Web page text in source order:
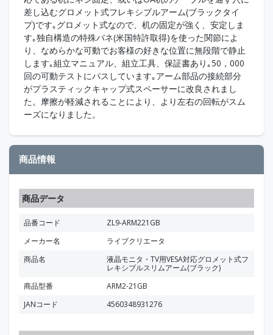
差し込むグロメット式フレキシブルアーム(ブラックタイ
プ)です｡グロメット式なので、机の固定が強く、安定しま
す｡独自構造の特殊バネ(米国特許取得)を使った関節によ
り、なめらかな可動でお客様の好きな位置に無段階で静止
します｡組立マニュアル、組立工具、保証書あり｡50，000
回の可動テストにパスしています｡アーム部品の接続部分
がプラスティックキャップ式スペーサーに改良されまし
た。摩擦が軽減されることにより、より左右の回転がスム
ーズになりました。
商品情報
商品データ
品番コード
ZL9-ARM221GB
メーカー名
ライブクリエータ
商品名
液晶モニタ・TV用VESA対応グロメット式フ
レキシブルスリムアーム(ブラック)
商品型番
ARM2-21GB
JANコード
4560348931276